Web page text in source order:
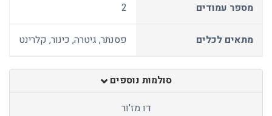
מספר עמודים 2
מתאים לכלים פסנתר, גיטרה, כינור, קלרינט
סולמות נוספים
דו מז'ור